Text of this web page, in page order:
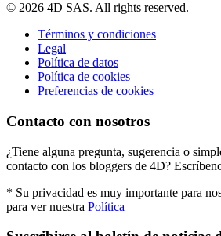
© 2026 4D SAS. All rights reserved.
Términos y condiciones
Legal
Política de datos
Política de cookies
Preferencias de cookies
Contacto con nosotros
¿Tiene alguna pregunta, sugerencia o
contacto con los bloggers de 4D?
* Su privacidad es muy importante para
para ver nuestra Política